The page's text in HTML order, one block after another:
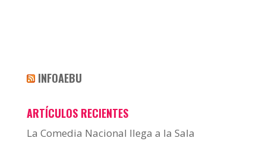
INFOAEBU
ARTÍCULOS RECIENTES
La Comedia Nacional llega a la Sala